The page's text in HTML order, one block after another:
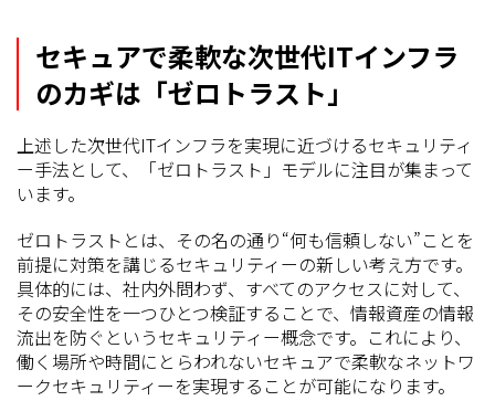
セキュアで柔軟な次世代ITインフラ
のカギは「ゼロトラスト」
上述した次世代ITインフラを実現に近づけるセキュリティ
ー手法として、「ゼロトラスト」モデルに注目が集まって
います。
ゼロトラストとは、その名の通り“何も信頼しない”ことを
前提に対策を講じるセキュリティーの新しい考え方です。
具体的には、社内外問わず、すべてのアクセスに対して、
その安全性を一つひとつ検証することで、情報資産の情報
流出を防ぐというセキュリティー概念です。これにより、
働く場所や時間にとらわれないセキュアで柔軟なネットワ
ークセキュリティーを実現することが可能になります。